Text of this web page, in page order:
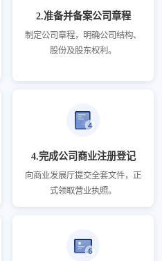
2.准备并备案公司章程
制定公司章程，明确公司结构、
股份及股东权利。
4.完成公司商业注册登记
向商业发展厅提交全套文件，正
式领取营业执照。